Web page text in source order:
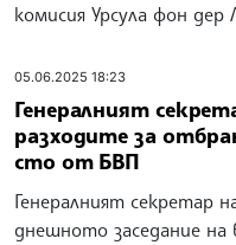
комисия Урсула фон дер
05.06.2025 18:23
Генералният
разходите за
сто от БВП
Генералният секретар
днешното заседание